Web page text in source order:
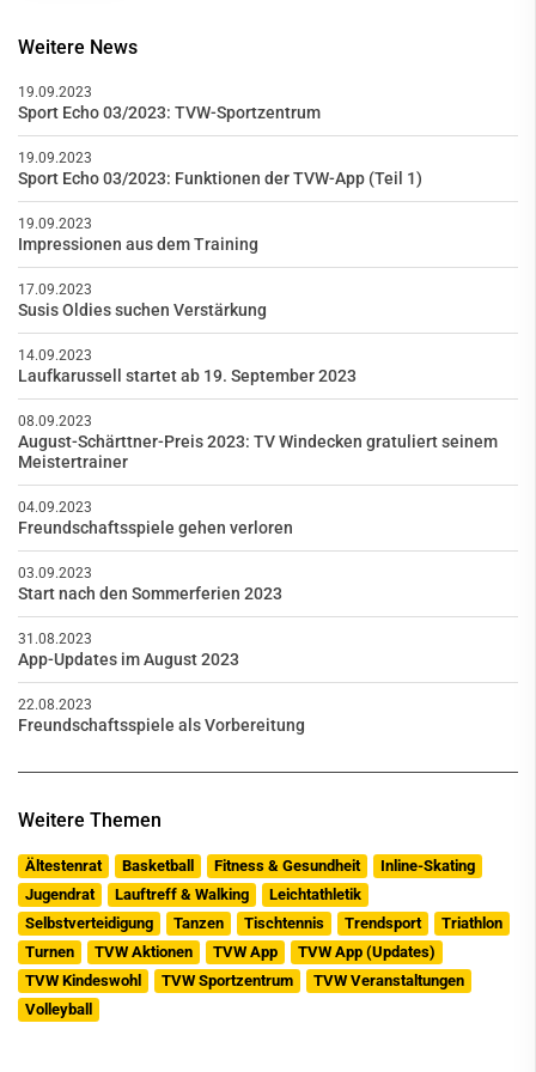
Weitere News
19.09.2023
Sport Echo 03/2023: TVW-Sportzentrum
19.09.2023
Sport Echo 03/2023: Funktionen der TVW-App (Teil 1)
19.09.2023
Impressionen aus dem Training
17.09.2023
Susis Oldies suchen Verstärkung
14.09.2023
Laufkarussell startet ab 19. September 2023
08.09.2023
August-Schärttner-Preis 2023: TV Windecken gratuliert seinem
Meistertrainer
04.09.2023
Freundschaftsspiele gehen verloren
03.09.2023
Start nach den Sommerferien 2023
31.08.2023
App-Updates im August 2023
22.08.2023
Freundschaftsspiele als Vorbereitung
Weitere Themen
Ältestenrat Basketball Fitness & Gesundheit
Inline-Skating
Jugendrat
Lauftreff & Walking
Leichtathletik
Selbstverteidigung
Tanzen Tischtennis Trendsport
Triathlon
Turnen
TVW Aktionen TVW App
TVW App (Updates)
TVW Kindeswohl
TVW Sportzentrum
TVW Veranstaltungen
Volleyball